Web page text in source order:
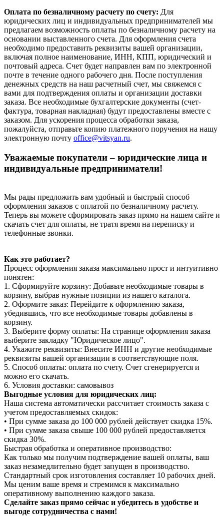
Оплата по безналичному расчету по счету: Для
юридических лиц и индивидуальных предпринимателей мы
предлагаем возможность оплаты по безналичному расчету на
основании выставленного счета. Для оформления счета
необходимо предоставить реквизиты вашей организации,
включая полное наименование, ИНН, КПП, юридический и
почтовый адреса. Счет будет направлен вам по электронной
почте в течение одного рабочего дня. После поступления
денежных средств на наш расчетный счет, мы свяжемся с
вами для подтверждения оплаты и организации доставки
заказа. Все необходимые бухгалтерские документы (счет-
фактура, товарная накладная) будут предоставлены вместе с
заказом. Для ускорения процесса обработки заказа,
пожалуйста, отправьте копию платежного поручения на нашу
электронную почту office@vitsyan.ru.
Уважаемые покупатели – юридические лица и
индивидуальные предприниматели!
Мы рады предложить вам удобный и быстрый способ
оформления заказов с оплатой по безналичному расчету.
Теперь вы можете сформировать заказ прямо на нашем сайте и
скачать счет для оплаты, не тратя время на переписку и
телефонные звонки.
Как это работает?
Процесс оформления заказа максимально прост и интуитивно
понятен:
1. Сформируйте корзину: Добавьте необходимые товары в
корзину, выбрав нужные позиции из нашего каталога.
2. Оформите заказ: Перейдите к оформлению заказа,
убедившись, что все необходимые товары добавлены в
корзину.
3. Выберите форму оплаты: На странице оформления заказа
выберите закладку "Юридическое лицо".
4. Укажите реквизиты: Внесите ИНН и другие необходимые
реквизиты вашей организации в соответствующие поля.
5. Способ оплаты: оплата по счету. Счет сгенерируется и
можно его скачать.
6. Условия доставки: самовывоз
Выгодные условия для юридических лиц:
Наша система автоматически рассчитает стоимость заказа с
учетом предоставляемых скидок:
• При сумме заказа до 100 000 рублей действует скидка 15%.
• При сумме заказа свыше 100 000 рублей предоставляется
скидка 30%.
Быстрая обработка и оперативное производство:
Как только мы получим подтверждение вашей оплаты, ваш
заказ незамедлительно будет запущен в производство.
Стандартный срок изготовления составляет 10 рабочих дней.
Мы ценим ваше время и стремимся к максимально
оперативному выполнению каждого заказа.
Сделайте заказ прямо сейчас и убедитесь в удобстве и
выгоде сотрудничества с нами!